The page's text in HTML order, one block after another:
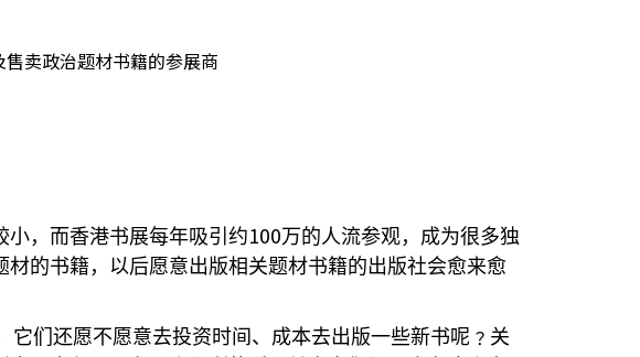
卖政治题材书籍的参展商
，而香港书展每年吸引约100万的人流参观，成为很多独
的书籍，以后愿意出版相关题材书籍的出版社会愈来愈
们还愿不愿意去投资时间、成本去出版一些新书呢﹖关